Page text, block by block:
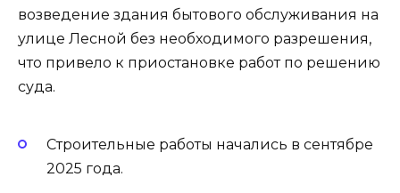
возведение здания бытового обслуживания на
улице Лесной без необходимого разрешения,
что привело к приостановке работ по решению
суда.
Строительные работы начались в сентябре
2025 года.